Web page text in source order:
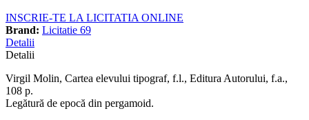
INSCRIE-TE LA LICITATIA ONLINE
Brand: Licitatie 69
Detalii
Detalii
Virgil Molin, Cartea elevului tipograf, f.l., Editura Autorului, f.a.,
108 p.
Legătură de epocă din pergamoid.